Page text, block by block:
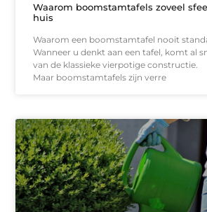
Waarom boomstamtafels zoveel
huis
Waarom een boomstamtafel nooit
Wanneer u denkt aan een tafel, komt al
van de klassieke vierpotige constructie.
Maar boomstamtafels zijn verre